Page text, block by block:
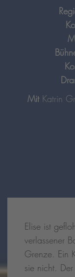
MitKatrin
Elise ist
verlassener
Grenze. Ein
sie nicht.